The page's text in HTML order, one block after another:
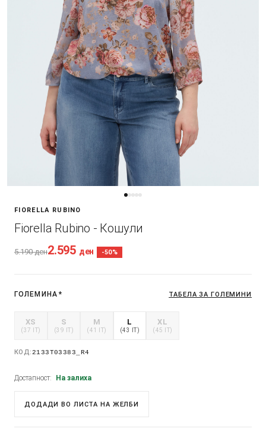
FIORELLA RUBINO
Fiorella Rubino - Кошули
5.190ден2.595 ден -50%
ГОЛЕМИНА * ТАБЕЛА ЗА ГОЛЕМИНИ
XS
(37 IT)
S
(39 IT)
M
(41 IT)
L
(43 IT)
XL
(45 IT)
КОД:2133T03383_R4
Достапност: На залиха
ДОДАДИ ВО ЛИСТА НА ЖЕЛБИ